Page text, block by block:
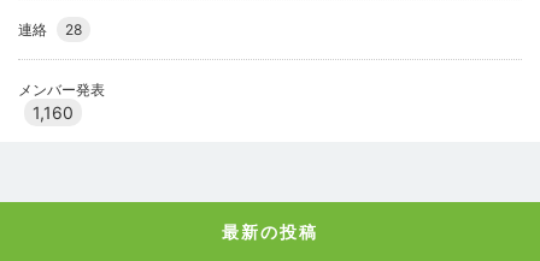
連絡 28
メンバー発表
1,160
最新の投稿